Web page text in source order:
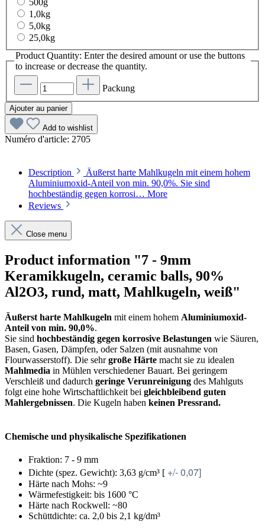
500g
1,0kg
5,0kg
25,0kg
Product Quantity: Enter the desired amount or use the buttons
to increase or decrease the quantity.
Packung
Ajouter au panier
Add to wishlist
Numéro d'article: 2705
Description
Äußerst harte Mahlkugeln mit einem hohem
Aluminiumoxid-Anteil von min. 90,0%. Sie sind
hochbeständig gegen korrosi… More
Reviews
Close menu
Product information "7 - 9mm
Keramikkugeln, ceramic balls, 90%
Al2O3, rund, matt, Mahlkugeln, weiß"
Äußerst harte Mahlkugeln mit einem hohem Aluminiumoxid-
Anteil von min. 90,0%.
Sie sind hochbeständig gegen korrosive Belastungen wie Säuren,
Basen, Gasen, Dämpfen, oder Salzen (mit ausnahme von
Flourwasserstoff). Die sehrgroße Härte macht sie zu idealen
Mahlmedia in Mühlen verschiedener Bauart. Bei geringem
Verschleiß und dadurch geringe Verunreinigung des Mahlguts
folgt eine hohe Wirtschaftlichkeit bei gleichbleibend guten
Mahlergebnissen. Die Kugeln haben keinen Pressrand.
Chemische und physikalische Spezifikationen
Fraktion: 7 - 9 mm
Dichte (spez. Gewicht): 3,63 g/cm³ [ +/- 0,07]
Härte nach Mohs: ~9
Wärmefestigkeit: bis 1600 °C
Härte nach Rockwell: ~80
Schüttdichte: ca. 2,0 bis 2,1 kg/dm³